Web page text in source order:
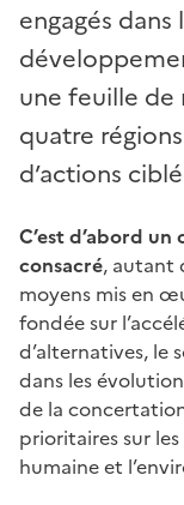
engagés
une feuille
quatre
d’actions
C’est d’abord
consacré, autant
moyens mis en
fondée sur
d’alternatives, le
dans les
de la
prioritaires sur
humaine et